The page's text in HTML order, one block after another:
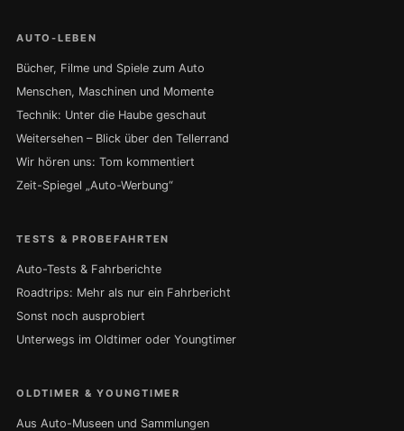
AUTO-LEBEN
Bücher, Filme und Spiele zum Auto
Menschen, Maschinen und Momente
Technik: Unter die Haube geschaut
Weitersehen – Blick über den Tellerrand
Wir hören uns: Tom kommentiert
Zeit-Spiegel „Auto-Werbung“
TESTS & PROBEFAHRTEN
Auto-Tests & Fahrberichte
Roadtrips: Mehr als nur ein Fahrbericht
Sonst noch ausprobiert
Unterwegs im Oldtimer oder Youngtimer
OLDTIMER & YOUNGTIMER
Aus Auto-Museen und Sammlungen